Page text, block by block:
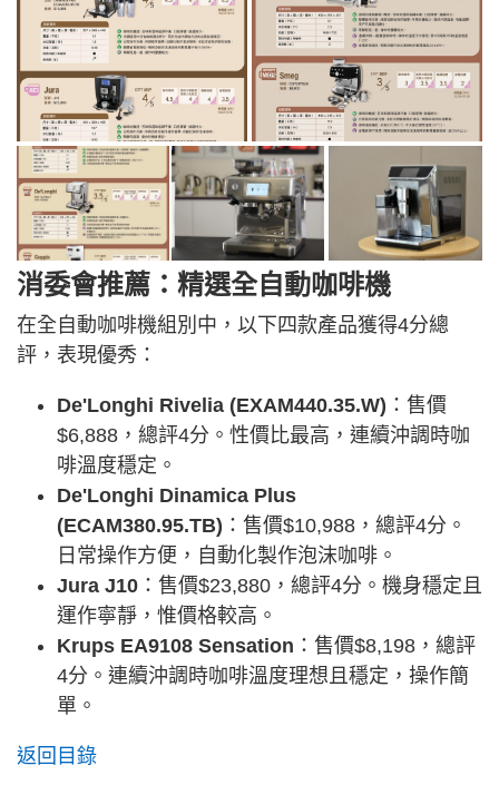
消委會推薦：精選全自動咖啡機
在全自動咖啡機組別中，以下四款產品獲得4分總
評，表現優秀：
De'Longhi Rivelia (EXAM440.35.W) ：售價
$6,888，總評4分。性價比最高，連續沖調時咖
啡溫度穩定。
De'Longhi Dinamica Plus
(ECAM380.95.TB) ：售價$10,988，總評4分。
日常操作方便，自動化製作泡沫咖啡。
Jura J10 ：售價$23,880，總評4分。機身穩定且
運作寧靜，惟價格較高。
Krups EA9108 Sensation ：售價$8,198，總評
4分。連續沖調時咖啡溫度理想且穩定，操作簡
單。
返回目錄